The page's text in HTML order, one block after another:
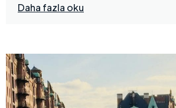
Daha fazla oku